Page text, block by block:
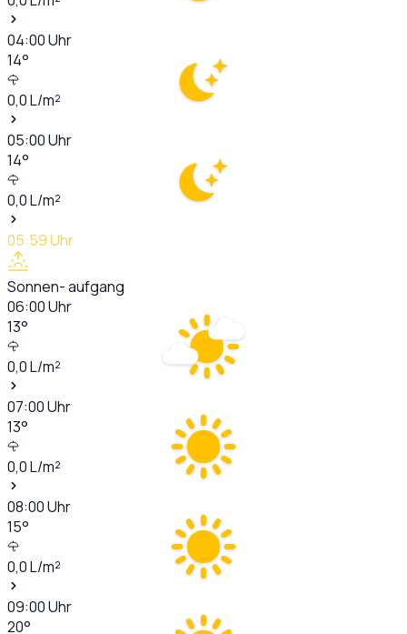
04:00Uhr
14°
0,0L/m²
05:00Uhr
14°
0,0L/m²
05:59Uhr
Sonnen- aufgang
06:00Uhr
13°
0,0L/m²
07:00Uhr
13°
0,0L/m²
08:00Uhr
15°
0,0L/m²
09:00Uhr
20°